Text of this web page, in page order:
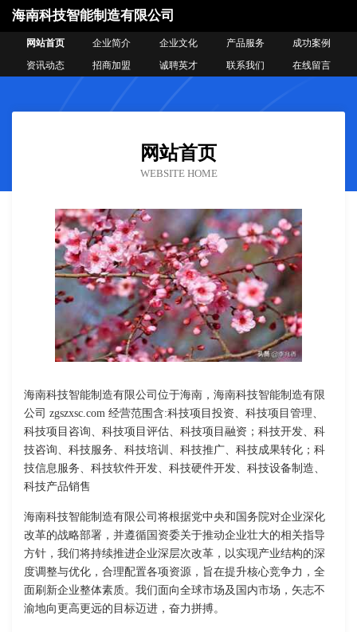
海南科技智能制造有限公司
网站首页 企业简介 企业文化 产品服务
成功案例
资讯动态
招商加盟 诚聘英才 联系我们 在线留言
网站首页
WEBSITE HOME
海南科技智能制造有限公司位于海南，海南科技智能制造有限
公司 zgszxsc.com 经营范围含:科技项目投资、科技项目管理、
科技项目咨询、科技项目评估、科技项目融资；科技开发、科
技咨询、科技服务、科技培训、科技推广、科技成果转化；科
技信息服务、科技软件开发、科技硬件开发、科技设备制造、
科技产品销售
海南科技智能制造有限公司将根据党中央和国务院对企业深化
改革的战略部署，并遵循国资委关于推动企业壮大的相关指导
方针，我们将持续推进企业深层次改革，以实现产业结构的深
度调整与优化，合理配置各项资源，旨在提升核心竞争力，全
面刷新企业整体素质。我们面向全球市场及国内市场，矢志不
渝地向更高更远的目标迈进，奋力拼搏。